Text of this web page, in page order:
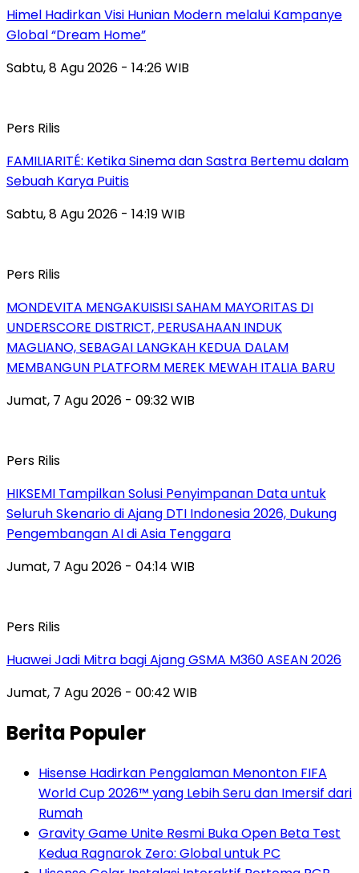
Himel Hadirkan Visi Hunian Modern melalui Kampanye
Global “Dream Home”
Sabtu, 8 Agu 2026 - 14:26 WIB
Pers Rilis
FAMILIARITÉ: Ketika Sinema dan Sastra Bertemu dalam
Sebuah Karya Puitis
Sabtu, 8 Agu 2026 - 14:19 WIB
Pers Rilis
MONDEVITA MENGAKUISISI SAHAM MAYORITAS DI
UNDERSCORE DISTRICT, PERUSAHAAN INDUK
MAGLIANO, SEBAGAI LANGKAH KEDUA DALAM
MEMBANGUN PLATFORM MEREK MEWAH ITALIA BARU
Jumat, 7 Agu 2026 - 09:32 WIB
Pers Rilis
HIKSEMI Tampilkan Solusi Penyimpanan Data untuk
Seluruh Skenario di Ajang DTI Indonesia 2026, Dukung
Pengembangan AI di Asia Tenggara
Jumat, 7 Agu 2026 - 04:14 WIB
Pers Rilis
Huawei Jadi Mitra bagi Ajang GSMA M360 ASEAN 2026
Jumat, 7 Agu 2026 - 00:42 WIB
Berita Populer
Hisense Hadirkan Pengalaman Menonton FIFA
World Cup 2026™ yang Lebih Seru dan Imersif dari
Rumah
Gravity Game Unite Resmi Buka Open Beta Test
Kedua Ragnarok Zero: Global untuk PC